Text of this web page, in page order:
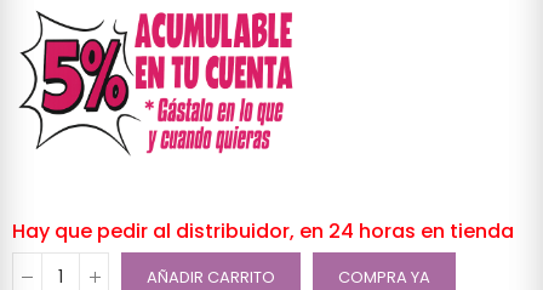
Hay que pedir al distribuidor, en 24 horas en tienda
AÑADIR CARRITO COMPRA YA